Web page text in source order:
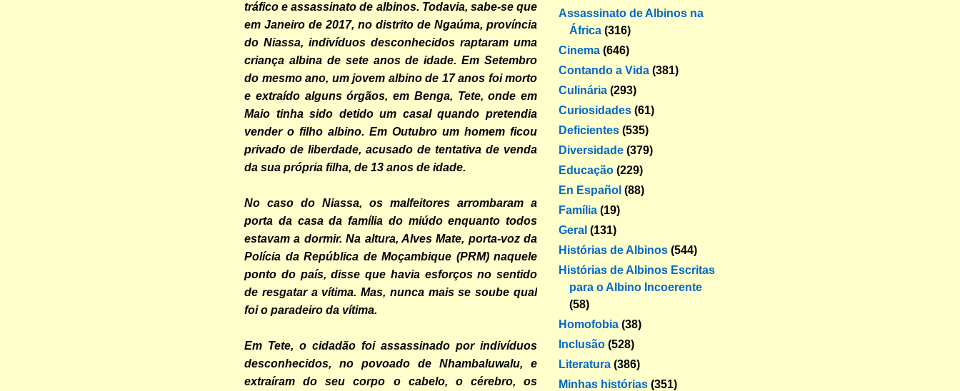
tráfico e assassinato de albinos. Todavia, sabe-se que
em Janeiro de 2017, no distrito de Ngaúma, província
do Niassa, indivíduos desconhecidos raptaram uma
criança albina de sete anos de idade. Em Setembro
do mesmo ano, um jovem albino de 17 anos foi morto
e extraído alguns órgãos, em Benga, Tete, onde em
Maio tinha sido detido um casal quando pretendia
vender o filho albino. Em Outubro um homem ficou
privado de liberdade, acusado de tentativa de venda
da sua própria filha, de 13 anos de idade.
No caso do Niassa, os malfeitores arrombaram a
porta da casa da família do miúdo enquanto todos
estavam a dormir. Na altura, Alves Mate, porta-voz da
Polícia da República de Moçambique (PRM) naquele
ponto do país, disse que havia esforços no sentido
de resgatar a vítima. Mas, nunca mais se soube qual
foi o paradeiro da vítima.
Em Tete, o cidadão foi assassinado por indivíduos
desconhecidos, no povoado de Nhambaluwalu, e
extraíram do seu corpo o cabelo, o cérebro, os
Assassinato de Albinos na
África (316)
Cinema (646)
Contando a Vida (381)
Culinária (293)
Curiosidades (61)
Deficientes (535)
Diversidade (379)
Educação (229)
En Español (88)
Família (19)
Geral (131)
Histórias de Albinos (544)
Histórias de Albinos Escritas
para o Albino Incoerente
(58)
Homofobia (38)
Inclusão (528)
Literatura (386)
Minhas histórias (351)